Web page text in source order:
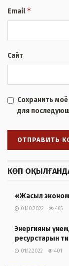
Email*
Сайт
Сохранить
для
КӨП
«Жасыл
01.10.2022 465
Энергияны
ресурстарын
01.12.2022 401